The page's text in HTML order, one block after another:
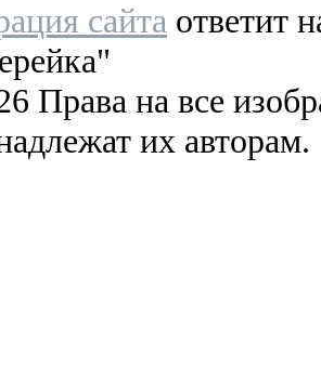
сайта ответит
Права на все
их авторам.